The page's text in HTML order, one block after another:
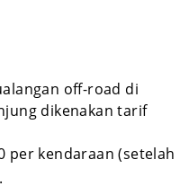
off-road di
dikenakan tarif
per kendaraan (setelah